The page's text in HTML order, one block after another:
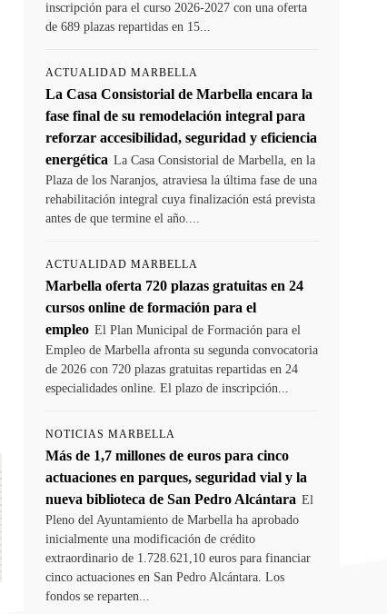
inscripción para el curso 2026-2027 con una oferta
de 689 plazas repartidas en 15...
ACTUALIDAD MARBELLA
La Casa Consistorial de Marbella encara la
fase final de su remodelación integral para
reforzar accesibilidad, seguridad y eficiencia
energética La Casa Consistorial de Marbella, en la
Plaza de los Naranjos, atraviesa la última fase de una
rehabilitación integral cuya finalización está prevista
antes de que termine el año....
ACTUALIDAD MARBELLA
Marbella oferta 720 plazas gratuitas en 24
cursos online de formación para el
empleo El Plan Municipal de Formación para el
Empleo de Marbella afronta su segunda convocatoria
de 2026 con 720 plazas gratuitas repartidas en 24
especialidades online. El plazo de inscripción...
NOTICIAS MARBELLA
Más de 1,7 millones de euros para cinco
actuaciones en parques, seguridad vial y la
nueva biblioteca de San Pedro Alcántara El
Pleno del Ayuntamiento de Marbella ha aprobado
inicialmente una modificación de crédito
extraordinario de 1.728.621,10 euros para financiar
cinco actuaciones en San Pedro Alcántara. Los
fondos se reparten...